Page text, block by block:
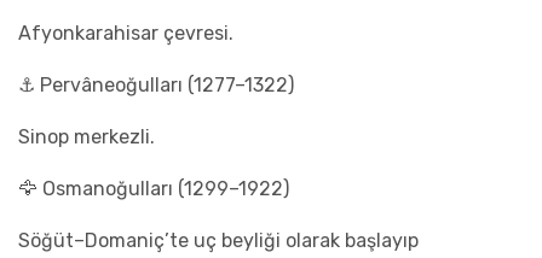
Afyonkarahisar çevresi.
⚓ Pervâneoğulları (1277–1322)
Sinop merkezli.
🦅 Osmanoğulları (1299–1922)
Söğüt–Domaniç’te uç beyliği olarak başlayıp